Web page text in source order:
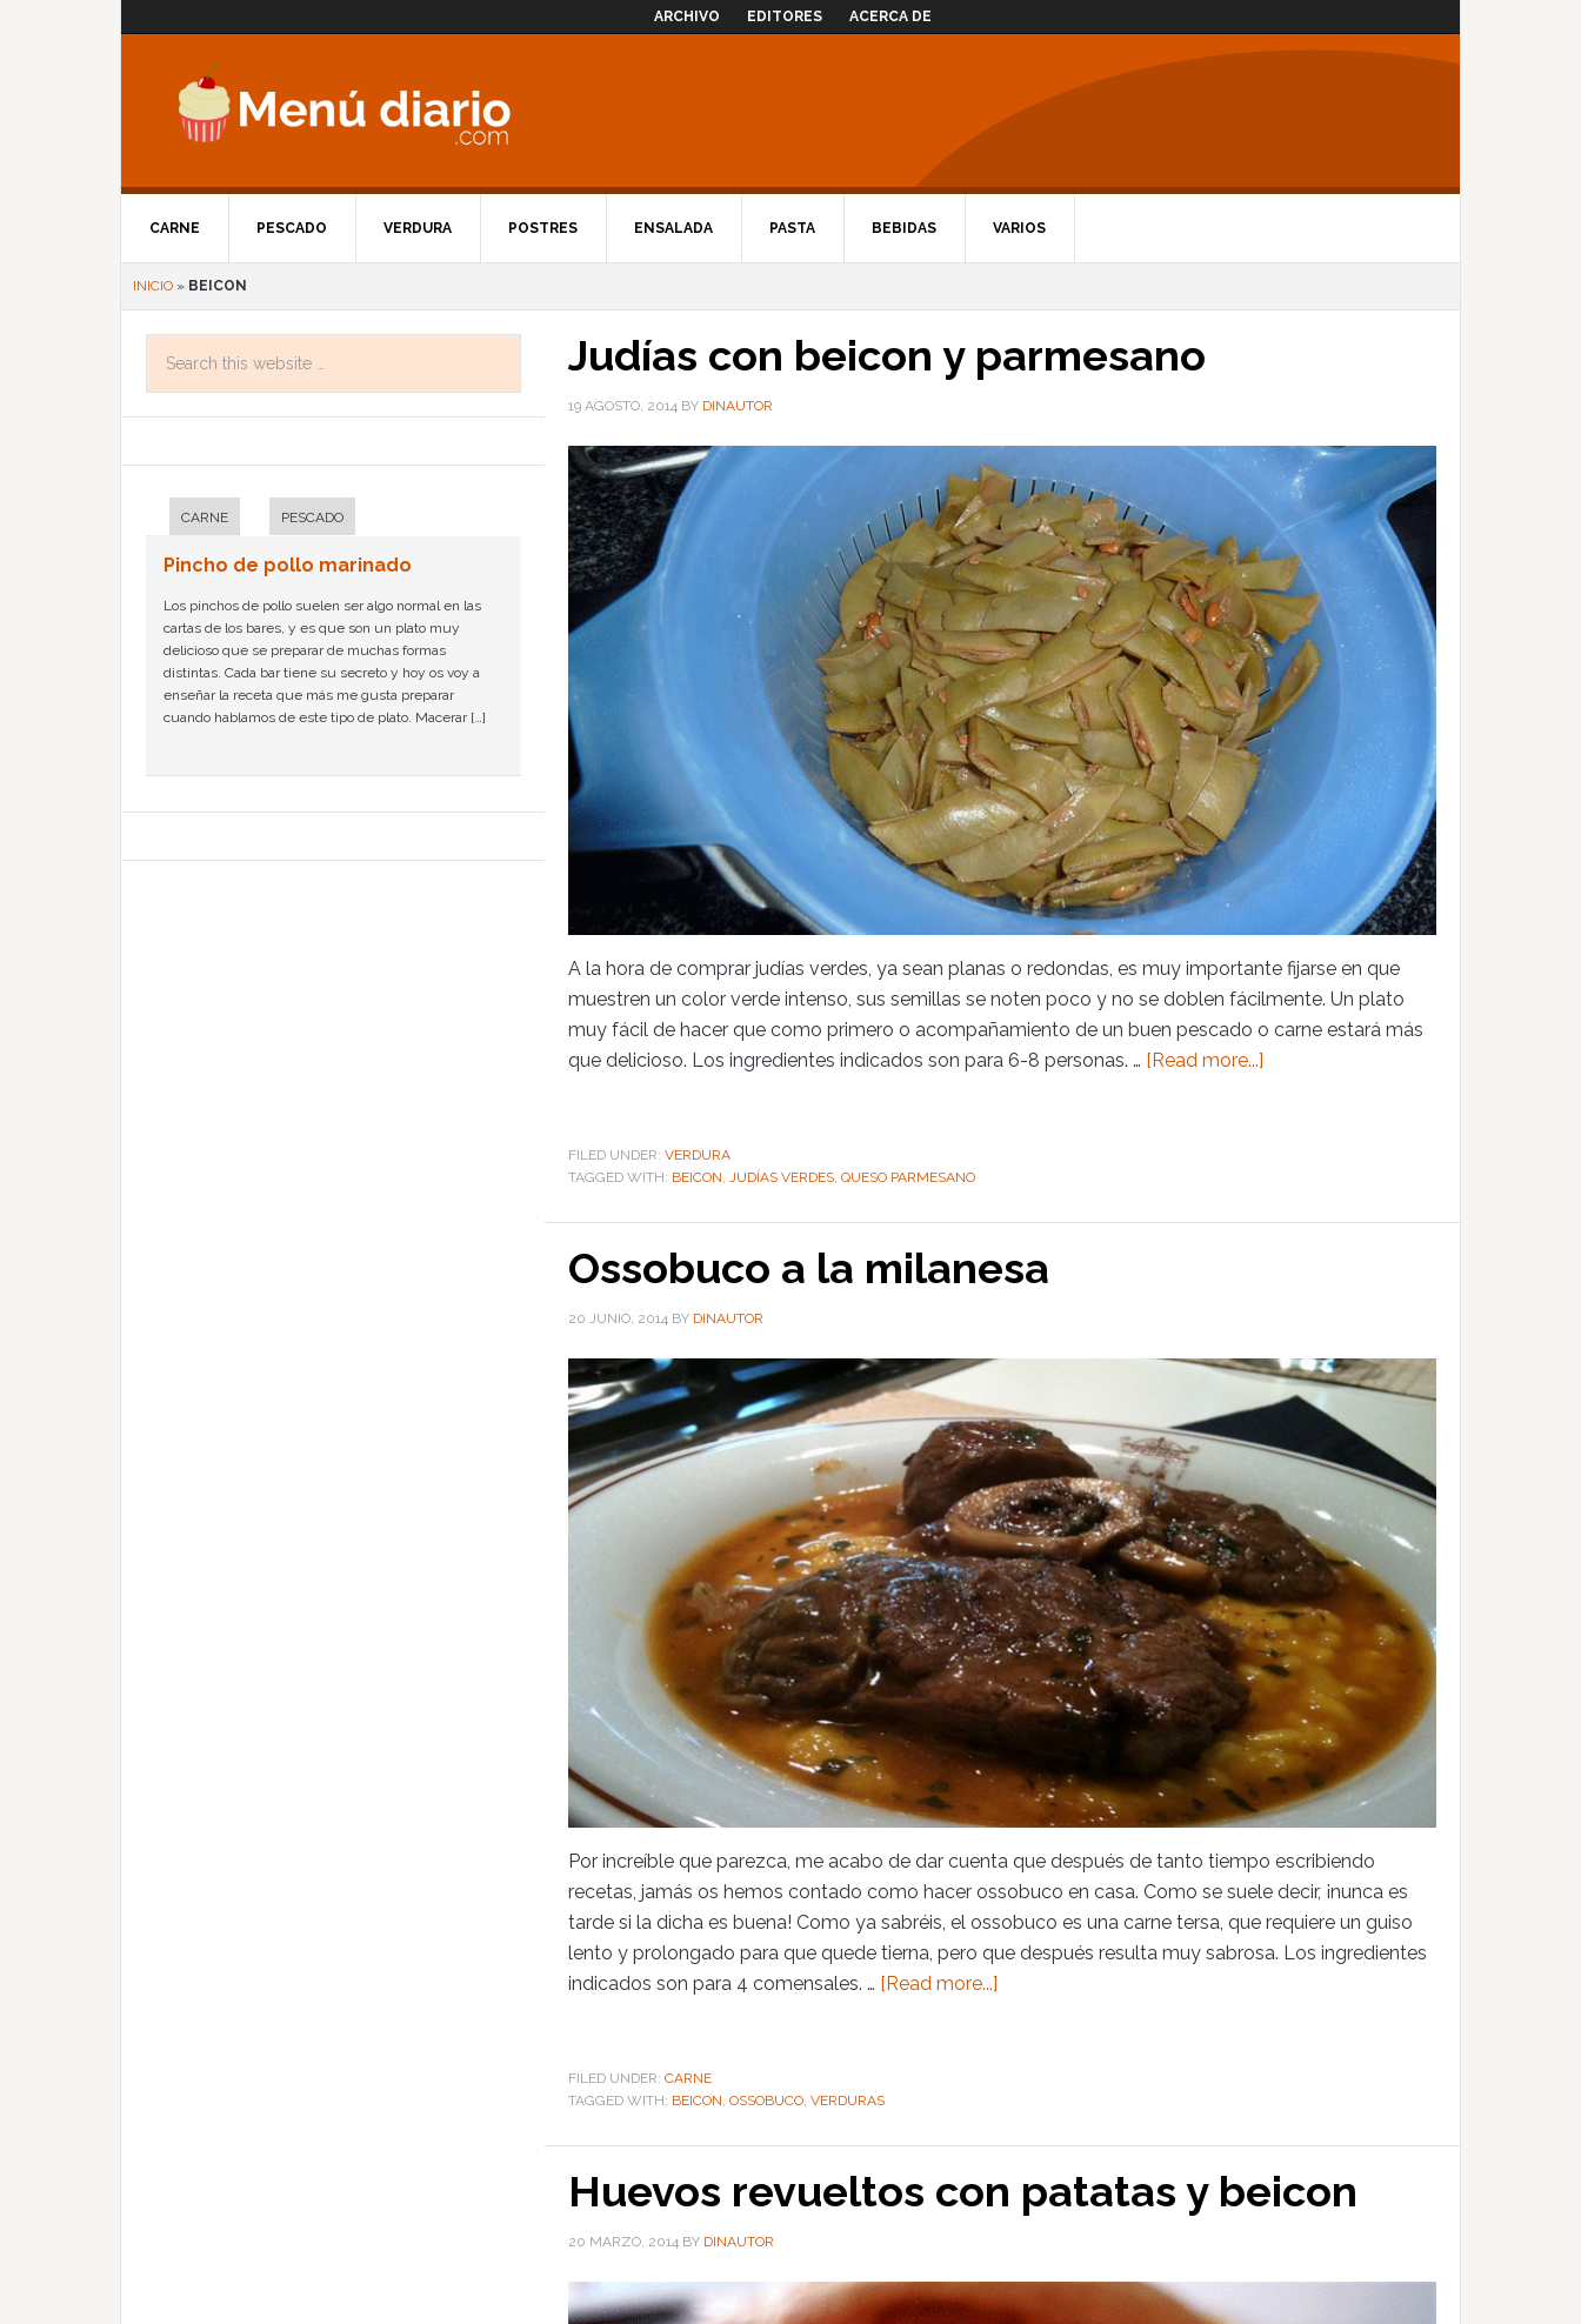
ARCHIVO EDITORES ACERCA DE
CARNE PESCADO VERDURA POSTRES ENSALADA PASTA BEBIDAS VARIOS
INICIO » BEICON
Judías con beicon y parmesano
19 AGOSTO, 2014 BY DINAUTOR
A la hora de comprar judías verdes, ya sean planas o redondas, es muy importante fijarse en que
muestren un color verde intenso, sus semillas se noten poco y no se doblen fácilmente. Un plato
muy fácil de hacer que como primero o acompañamiento de un buen pescado o carne estará más
que delicioso. Los ingredientes indicados son para 6-8 personas. … [Read more...]
FILED UNDER: VERDURA
TAGGED WITH: BEICON, JUDÍAS VERDES, QUESO PARMESANO
Ossobuco a la milanesa
20 JUNIO, 2014 BY DINAUTOR
Por increíble que parezca, me acabo de dar cuenta que después de tanto tiempo escribiendo
recetas, jamás os hemos contado como hacer ossobuco en casa. Como se suele decir, ¡nunca es
tarde si la dicha es buena! Como ya sabréis, el ossobuco es una carne tersa, que requiere un guiso
lento y prolongado para que quede tierna, pero que después resulta muy sabrosa. Los ingredientes
indicados son para 4 comensales. … [Read more...]
FILED UNDER: CARNE
TAGGED WITH: BEICON, OSSOBUCO, VERDURAS
Huevos revueltos con patatas y beicon
20 MARZO, 2014 BY DINAUTOR
CARNE PESCADO
Pincho de pollo marinado
Los pinchos de pollo suelen ser algo normal en las
cartas de los bares, y es que son un plato muy
delicioso que se preparar de muchas formas
distintas. Cada bar tiene su secreto y hoy os voy a
enseñar la receta que más me gusta preparar
cuando hablamos de este tipo de plato. Macerar […]